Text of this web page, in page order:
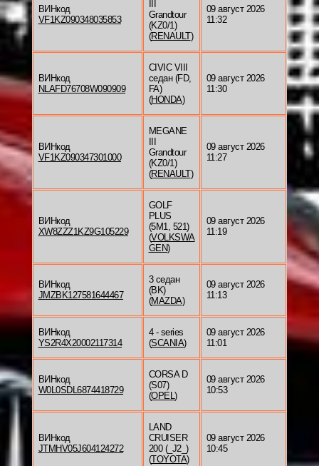
ВИНкод
VF1KZ090348035853
Grandtour
(KZ0/1)
(RENAULT)
09 август 2026
11:32
ВИНкод
NLAFD76708W090909
CIVIC VIII
седан (FD,
FA)
(HONDA)
09 август 2026
11:30
ВИНкод
VF1KZ090347301000
MEGANE
Grandtour
(KZ0/1)
(RENAULT)
09 август 2026
11:27
ВИНкод
XW8ZZZ1KZ9G105229
GOLF
PLUS
(5M1, 521)
(VOLKSWA
GEN)
09 август 2026
11:19
ВИНкод
JMZBK127581644467
3 седан
(BK)
(MAZDA)
09 август 2026
11:13
ВИНкод
YS2R4X20002117314
4 - series
(SCANIA)
09 август 2026
11:01
ВИНкод
W0L0SDL6874418729
CORSA D
(S07)
(OPEL)
09 август 2026
10:53
ВИНкод
JTMHV05J604124272
LAND
CRUISER
200 (_J2_)
(TOYOTA)
09 август 2026
10:45